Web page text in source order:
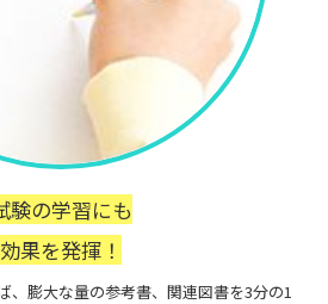
験の学習にも
効果を発揮！
、膨大な量の参考書、関連図書を3分の1